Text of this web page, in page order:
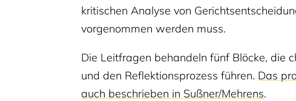
kritischen Analyse von
vorgenommen werden muss.
Die Leitfragen behandeln fünf Blöcke, die
und den Reflektionsprozess führen. Das
auch beschrieben in Sußner/Mehrens.